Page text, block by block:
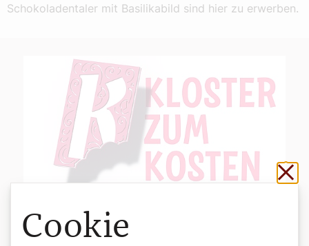
Schokoladentaler mit Basilikabild sind hier zu erwerben.
Tertiarschwestern des Heiligen Franziskus
Brixen, Südtirol
Cookie